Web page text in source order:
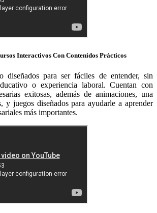
Interactivos Con Contenidos Prácticos
diseñados para ser fáciles de entender, sin
o experiencia laboral. Cuentan con
exitosas, además de animaciones, una
y juegos diseñados para ayudarle a aprender
más importantes.